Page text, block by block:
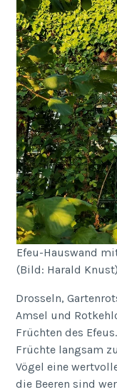
Efeu-Hauswand
(Bild: Harald Knust)
Drosseln,
Amsel und
Früchten des
Früchte langsam
Vögel eine
die Beeren sind